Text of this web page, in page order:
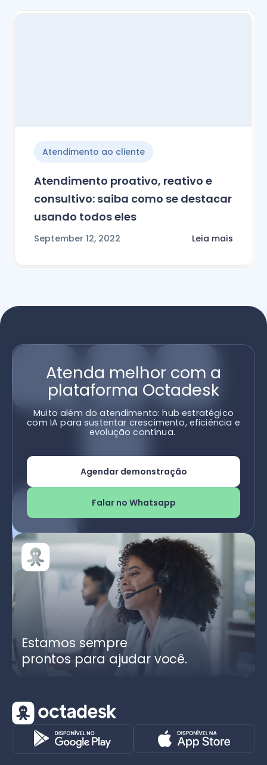
Atendimento ao cliente
Atendimento proativo, reativo e
consultivo: saiba como se destacar
usando todos eles
September 12, 2022 Leia mais
Atenda melhor com a
plataforma Octadesk
Muito além do atendimento: hub estratégico
com IA para sustentar crescimento, eficiência e
evolução contínua.
Agendar demonstração
Falar no Whatsapp
Estamos sempre
prontos para ajudar você.